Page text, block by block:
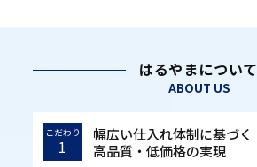
はるやまについて
ABOUT US
こだわり
1
幅広い仕入れ体制に基づく
高品質・低価格の実現